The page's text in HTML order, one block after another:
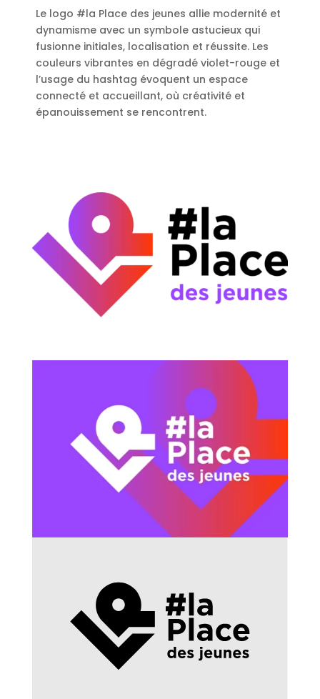
Le logo #la Place des jeunes allie modernité et
dynamisme avec un symbole astucieux qui
fusionne initiales, localisation et réussite. Les
couleurs vibrantes en dégradé violet-rouge et
l’usage du hashtag évoquent un espace
connecté et accueillant, où créativité et
épanouissement se rencontrent.